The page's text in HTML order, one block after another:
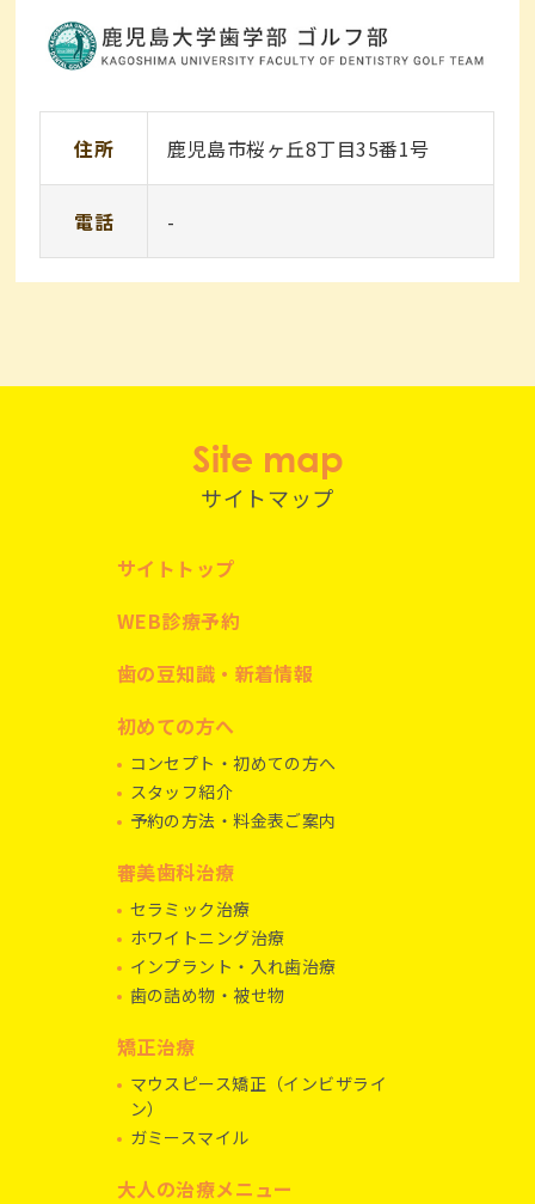
住所 鹿児島市桜ヶ丘8丁目35番1号
電話 -
Site map
サイトマップ
サイトトップ
WEB診療予約
歯の豆知識・新着情報
初めての方へ
コンセプト・初めての方へ
スタッフ紹介
予約の方法・料金表ご案内
審美歯科治療
セラミック治療
ホワイトニング治療
インプラント・入れ歯治療
歯の詰め物・被せ物
矯正治療
マウスピース矯正（インビザライ
ン）
ガミースマイル
大人の治療メニュー